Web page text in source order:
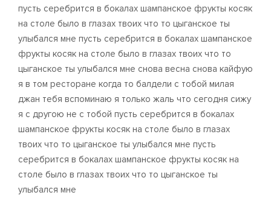
пусть серебрится в бокалах шампанское фрукты косяк
на столе было в глазах твоих что то цыганское ты
улыбался мне пусть серебрится в бокалах шампанское
фрукты косяк на столе было в глазах твоих что то
цыганское ты улыбался мне снова весна снова кайфую
я в том ресторане когда то балдели с тобой милая
джан тебя вспоминаю я только жаль что сегодня сижу
я с другою не с тобой пусть серебрится в бокалах
шампанское фрукты косяк на столе было в глазах
твоих что то цыганское ты улыбался мне пусть
серебрится в бокалах шампанское фрукты косяк на
столе было в глазах твоих что то цыганское ты
улыбался мне